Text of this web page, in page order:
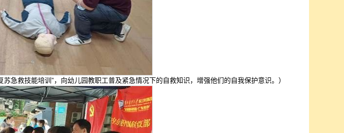
急救技能培训”，向幼儿园教职工普及紧急情况下的自救知识，增强他们的自我保护意识。）